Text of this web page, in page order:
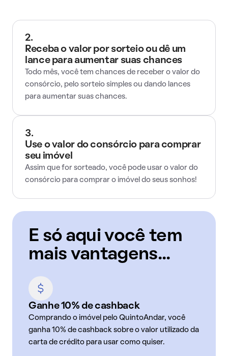
2.
Receba o valor por sorteio ou dê um
lance para aumentar suas chances
Todo mês, você tem chances de receber o valor do
consórcio, pelo sorteio simples ou dando lances
para aumentar suas chances.
3.
Use o valor do consórcio para comprar
seu imóvel
Assim que for sorteado, você pode usar o valor do
consórcio para comprar o imóvel do seus sonhos!
E só aqui você tem
mais vantagens...
Ganhe 10% de cashback
Comprando o imóvel pelo QuintoAndar, você
ganha 10% de cashback sobre o valor utilizado da
carta de crédito para usar como quiser.